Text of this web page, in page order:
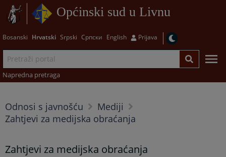
Općinski sud u Livnu
Bosanski Hrvatski Srpski Српски English Prijava
Napredna pretraga
Odnosi s javnošću
Mediji
Zahtjevi za medijska obraćanja
Zahtjevi za medijska obraćanja